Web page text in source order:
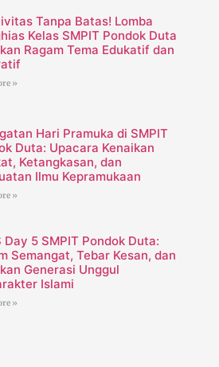
Tanpa Batas! Lomba
Kelas SMPIT Pondok Duta
Ragam Tema Edukatif dan
»
Hari Pramuka di SMPIT
Duta: Upacara Kenaikan
Ketangkasan, dan
Ilmu Kepramukaan
»
Day 5 SMPIT Pondok Duta:
Semangat, Tebar Kesan, dan
Generasi Unggul
Islami
»